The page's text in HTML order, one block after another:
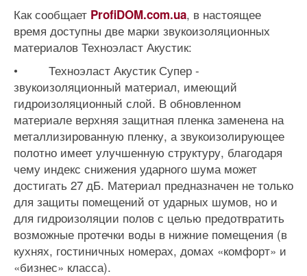
Как сообщает ProfiDOM.com.ua, в настоящее
время доступны две марки звукоизоляционных
материалов Техноэласт Акустик:
• Техноэласт Акустик Супер -
звукоизоляционный материал, имеющий
гидроизоляционный слой. В обновленном
материале верхняя защитная пленка заменена на
металлизированную пленку, а звукоизолирующее
полотно имеет улучшенную структуру, благодаря
чему индекс снижения ударного шума может
достигать 27 дБ. Материал предназначен не только
для защиты помещений от ударных шумов, но и
для гидроизоляции полов с целью предотвратить
возможные протечки воды в нижние помещения (в
кухнях, гостиничных номерах, домах «комфорт» и
«бизнес» класса).